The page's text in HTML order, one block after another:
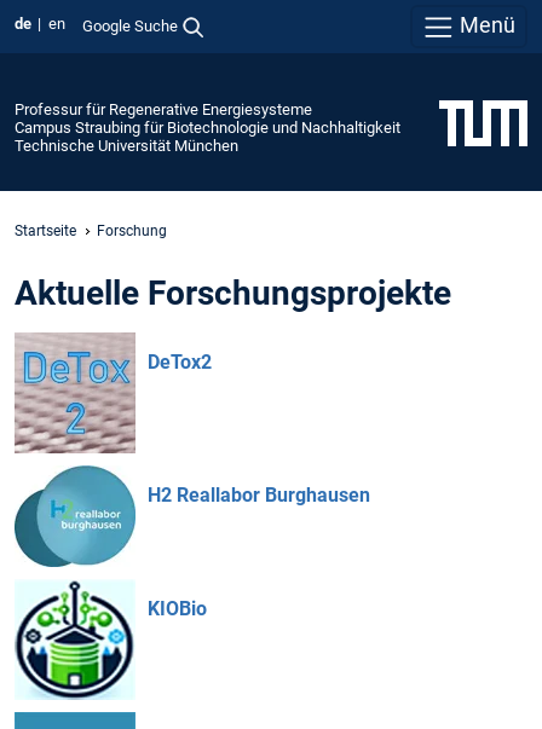
de en Google Suche Menü
Professur für Regenerative Energiesysteme
Campus Straubing für Biotechnologie und Nachhaltigkeit
Technische Universität München
Startseite Forschung
Aktuelle Forschungsprojekte
DeTox2
H2 Reallabor Burghausen
KIOBio